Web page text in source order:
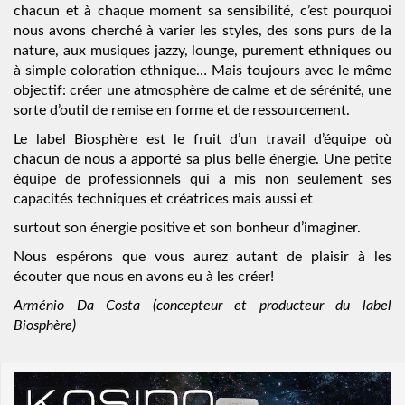
chacun et à chaque moment sa sensibilité, c’est pourquoi
nous avons cherché à varier les styles, des sons purs de la
nature, aux musiques jazzy, lounge, purement ethniques ou
à simple coloration ethnique… Mais toujours avec le même
objectif: créer une atmosphère de calme et de sérénité, une
sorte d’outil de remise en forme et de ressourcement.
Le label Biosphère est le fruit d’un travail d’équipe où
chacun de nous a apporté sa plus belle énergie. Une petite
équipe de professionnels qui a mis non seulement ses
capacités techniques et créatrices mais aussi et
surtout son énergie positive et son bonheur d’imaginer.
Nous espérons que vous aurez autant de plaisir à les
écouter que nous en avons eu à les créer!
Arménio Da Costa (concepteur et producteur du label
Biosphère)